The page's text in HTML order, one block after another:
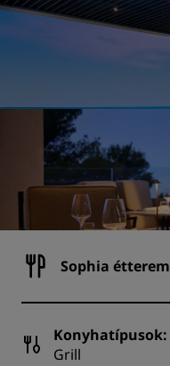
Sophia étterem
Konyhatípusok:
Grill